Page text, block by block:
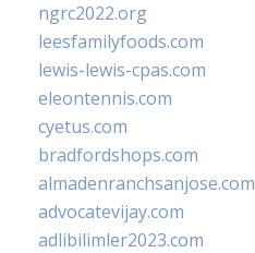
ngrc2022.org
leesfamilyfoods.com
lewis-lewis-cpas.com
eleontennis.com
cyetus.com
bradfordshops.com
almadenranchsanjose.com
advocatevijay.com
adlibilimler2023.com